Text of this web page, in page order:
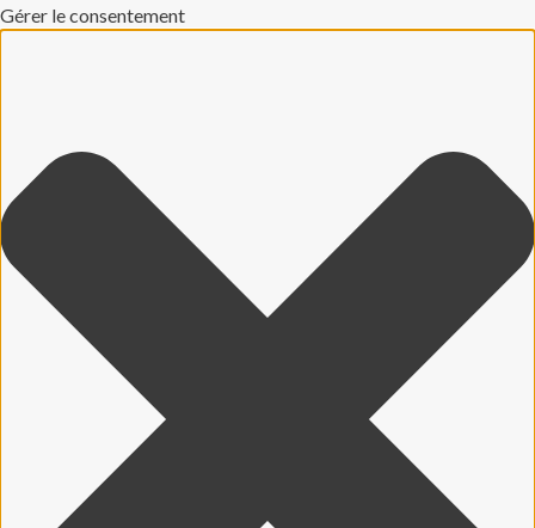
Gérer le consentement